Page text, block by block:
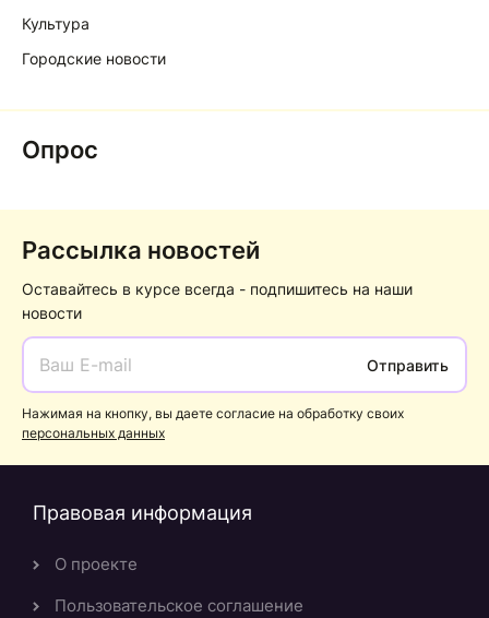
Культура
Городские новости
Опрос
Рассылка новостей
Оставайтесь в курсе всегда - подпишитесь на наши
новости
Отправить
Нажимая на кнопку, вы даете согласие на обработку своих
персональных данных
Правовая информация
О проекте
Пользовательское соглашение